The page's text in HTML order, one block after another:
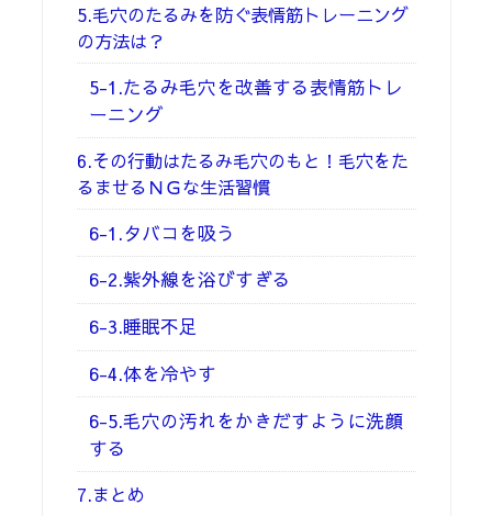
5.毛穴のたるみを防ぐ表情筋トレーニング
の方法は？
5-1.たるみ毛穴を改善する表情筋トレ
ーニング
6.その行動はたるみ毛穴のもと！毛穴をた
るませるＮＧな生活習慣
6-1.タバコを吸う
6-2.紫外線を浴びすぎる
6-3.睡眠不足
6-4.体を冷やす
6-5.毛穴の汚れをかきだすように洗顔
する
7.まとめ